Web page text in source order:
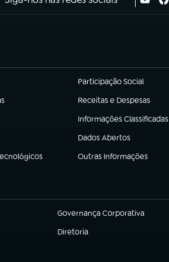
Participação Social
(abre em nova aba)
Receitas e Despesas
(abre em nova aba)
Informações Classificadas
(abre em nova aba)
Dados Abertos
(abre em nova aba)
Outras Informações
(abre em nova aba)
Governança Corporativa
(abre em nova aba)
Diretoria
(abre em nova aba)